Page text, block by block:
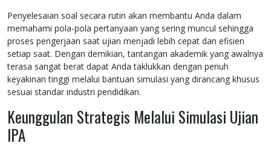
Penyelesaian soal secara rutin akan membantu Anda dalam
memahami pola-pola pertanyaan yang sering muncul sehingga
proses pengerjaan saat ujian menjadi lebih cepat dan efisien
setiap saat. Dengan demikian, tantangan akademik yang awalnya
terasa sangat berat dapat Anda taklukkan dengan penuh
keyakinan tinggi melalui bantuan simulasi yang dirancang khusus
sesuai standar industri pendidikan.
Keunggulan Strategis Melalui Simulasi Ujian
IPA